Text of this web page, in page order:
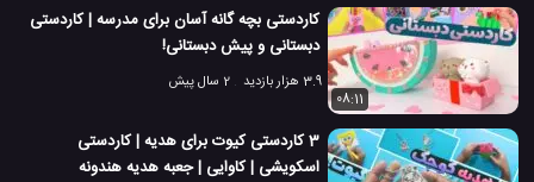
کاردستی بچه گانه آسان برای مدرسه | کاردستی
دبستانی و پیش دبستانی!
3.9 هزار بازدید
2 سال پیش
08:11
3 کاردستی کیوت برای هدیه | کاردستی
اسکویشی | کاوایی | جعبه هدیه هندونه